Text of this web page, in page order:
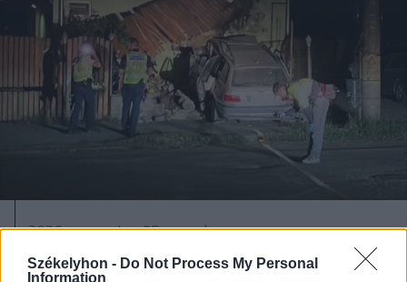
Székelyhon - Do Not Process My Personal
Information
2026. augusztus 05., szerda
Jogosítvány nélkül, ittasan hajtott